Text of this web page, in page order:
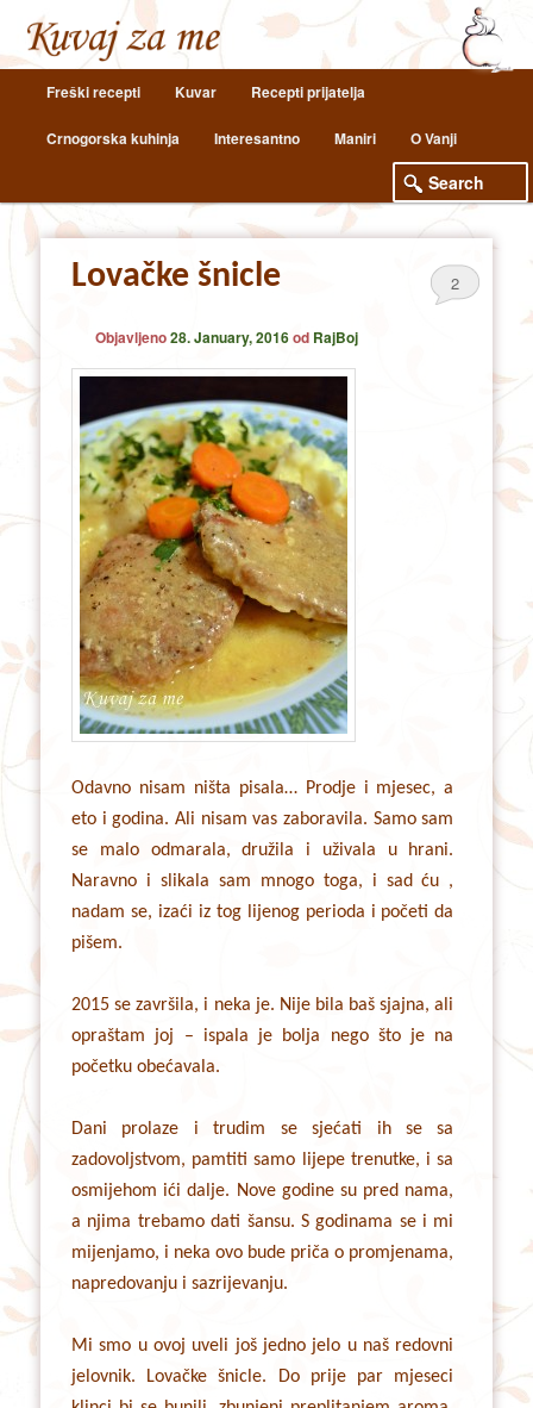
Skip
to
primary
Skip
to
secondary
Freški recepti Kuvar Recepti prijatelja
Crnogorska kuhinja Interesantno Maniri O Vanji
Lovačke šnicle
Objavljeno28. January, 2016od RajBoj
2
Odavno nisam ništa pisala… Prodje i mjesec, a
eto i godina. Ali nisam vas zaboravila. Samo sam
se malo odmarala, družila i uživala u hrani.
Naravno i slikala sam mnogo toga, i sad ću ,
nadam se, izaći iz tog lijenog perioda i početi da
pišem.
2015 se završila, i neka je. Nije bila baš sjajna, ali
opraštam joj – ispala je bolja nego što je na
početku obećavala.
Dani prolaze i trudim se sjećati ih se sa
zadovoljstvom, pamtiti samo lijepe trenutke, i sa
osmijehom ići dalje. Nove godine su pred nama,
a njima trebamo dati šansu. S godinama se i mi
mijenjamo, i neka ovo bude priča o promjenama,
napredovanju i sazrijevanju.
Mi smo u ovoj uveli još jedno jelo u naš redovni
jelovnik. Lovačke šnicle. Do prije par mjeseci